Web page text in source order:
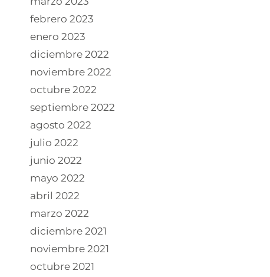
febrero 2023
enero 2023
diciembre 2022
noviembre 2022
octubre 2022
septiembre 2022
agosto 2022
julio 2022
junio 2022
mayo 2022
abril 2022
marzo 2022
diciembre 2021
noviembre 2021
octubre 2021